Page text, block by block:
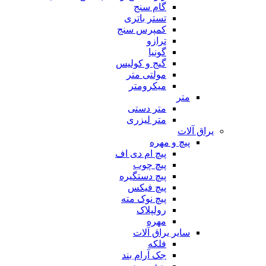
گام سنج
تستر باتری
کمپرس سنج
ترازو
گونیا
گیج و کولیس
مولتی متر
میکرومتر
متر
متر دستی
متر لیزری
یراق آلات
پیچ و مهره
پیچ ام دی اف
پیچ چوب
پیچ دستگیره
پیچ فیکس
پیچ نوک مته
رولپلاک
مهره
سایر یراق آلات
فلکه
جک آرام بند